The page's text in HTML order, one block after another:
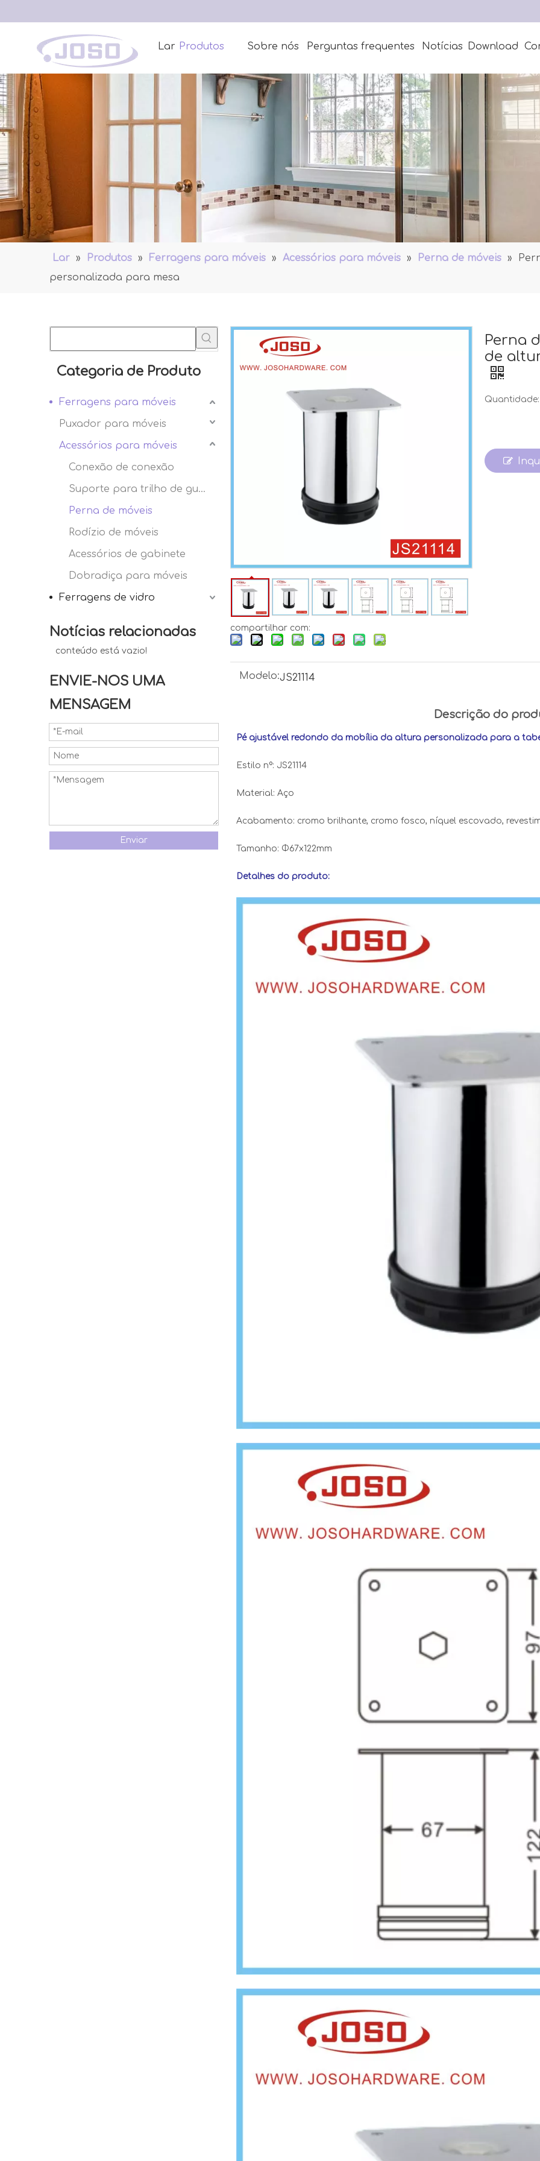
Lar Produtos Sobre nós Perguntas frequentes Notícias Download
Lar » Produtos » Ferragens para móveis » Acessórios para móveis » Perna de móveis »
personalizada para mesa
Categoria de Produto
Ferragens para móveis
Puxador para móveis
Acessórios para móveis
Conexão de conexão
Suporte para trilho de guarda-roupa
Perna de móveis
Rodízio de móveis
Acessórios de gabinete
Dobradiça para móveis
Ferragens de vidro
Notícias relacionadas
conteúdo está vazio!
ENVIE-NOS UMA
MENSAGEM
Enviar
compartilhar com:
Perna
de
Quantidade:
Modelo:JS21114
Descrição do
Pé ajustável redondo da mobília da altura personalizada para a
Estilo nº: JS21114
Material: Aço
Acabamento: cromo brilhante, cromo fosco, níquel escovado,
Tamanho: Φ67x122mm
Detalhes do produto: